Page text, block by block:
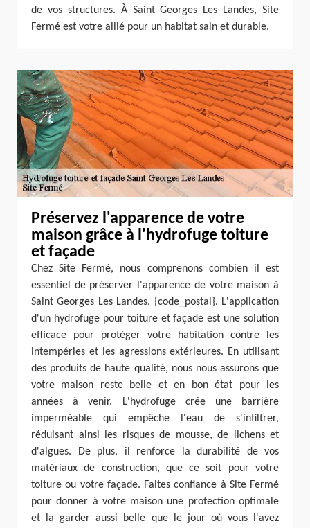
de vos structures. À Saint Georges Les Landes, Site
Fermé est votre allié pour un habitat sain et durable.
Préservez l'apparence de votre
maison grâce à l'hydrofuge toiture
et façade
Chez Site Fermé, nous comprenons combien il est
essentiel de préserver l'apparence de votre maison à
Saint Georges Les Landes, {code_postal}. L'application
d'un hydrofuge pour toiture et façade est une solution
efficace pour protéger votre habitation contre les
intempéries et les agressions extérieures. En utilisant
des produits de haute qualité, nous nous assurons que
votre maison reste belle et en bon état pour les
années à venir. L'hydrofuge crée une barrière
imperméable qui empêche l'eau de s'infiltrer,
réduisant ainsi les risques de mousse, de lichens et
d'algues. De plus, il renforce la durabilité de vos
matériaux de construction, que ce soit pour votre
toiture ou votre façade. Faites confiance à Site Fermé
pour donner à votre maison une protection optimale
et la garder aussi belle que le jour où vous l'avez